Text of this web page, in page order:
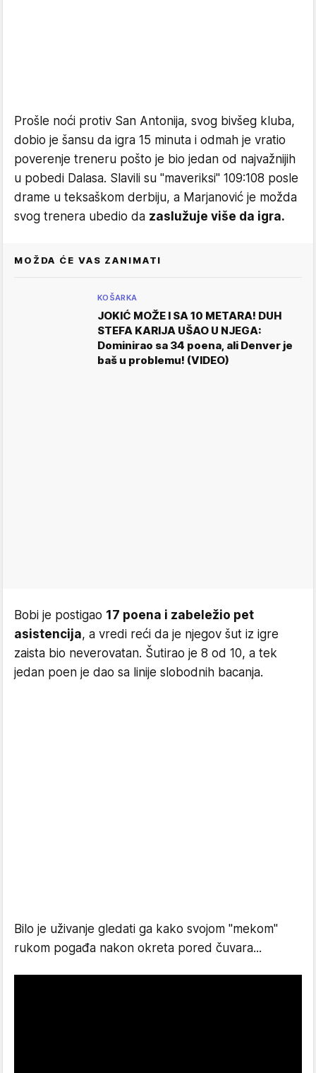
Prošle noći protiv San Antonija, svog bivšeg kluba,
dobio je šansu da igra 15 minuta i odmah je vratio
poverenje treneru pošto je bio jedan od najvažnijih
u pobedi Dalasa. Slavili su "maveriksi" 109:108 posle
drame u teksaškom derbiju, a Marjanović je možda
svog trenera ubedio da zaslužuje više da igra.
MOŽDA ĆE VAS ZANIMATI
KOŠARKA
JOKIĆ MOŽE I SA 10 METARA! DUH
STEFA KARIJA UŠAO U NJEGA:
Dominirao sa 34 poena, ali Denver je
baš u problemu! (VIDEO)
Bobi je postigao 17 poena i zabeležio pet
asistencija, a vredi reći da je njegov šut iz igre
zaista bio neverovatan. Šutirao je 8 od 10, a tek
jedan poen je dao sa linije slobodnih bacanja.
Bilo je uživanje gledati ga kako svojom "mekom"
rukom pogađa nakon okreta pored čuvara...